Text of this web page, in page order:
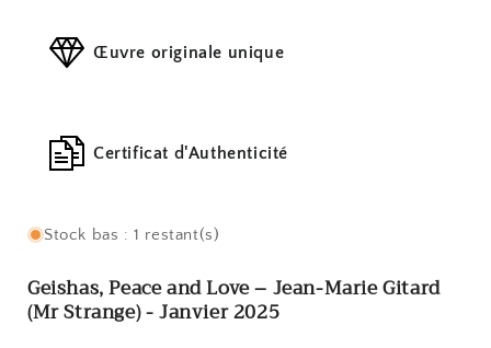
and
Love
Love
Œuvre originale unique
Certificat d'Authenticité
Stock bas : 1 restant(s)
Geishas, Peace and Love – Jean-Marie Gitard
(Mr Strange) -Janvier 2025